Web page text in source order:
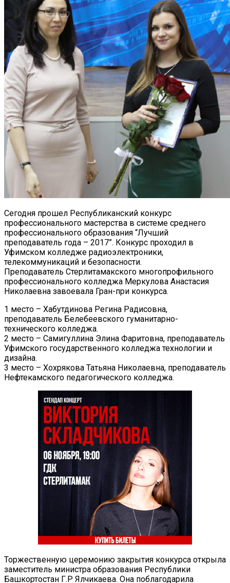
Сегодня прошел Республиканский конкурс
профессионального мастерства в системе среднего
профессионального образования “Лучший
преподаватель года – 2017”. Конкурс проходил в
Уфимском колледже радиоэлектроники,
телекоммуникаций и безопасности.
Преподаватель Стерлитамакского многопрофильного
профессионального колледжа Меркулова Анастасия
Николаевна завоевала Гран-при конкурса.
1 место – Хабутдинова Регина Радисовна,
преподаватель Белебеевского гуманитарно-
технического колледжа.
2 место – Самигуллина Элина Фаритовна, преподаватель
Уфимского государственного колледжа технологии и
дизайна.
3 место – Хохрякова Татьяна Николаевна, преподаватель
Нефтекамского педагогического колледжа.
Торжественную церемонию закрытия конкурса открыла
заместитель министра образования Республики
Башкортостан Г.Р Ялчикаева. Она поблагодарила